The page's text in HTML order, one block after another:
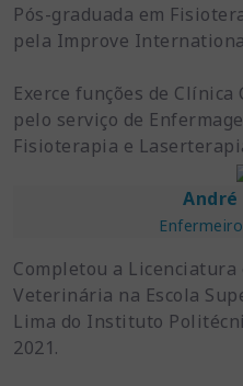
Pós-graduada em
pela Improve
Exerce funções de
pelo serviço de
Fisioterapia e
André
Completou a Licenciatura
Veterinária na Escola
Lima do Instituto
2021.